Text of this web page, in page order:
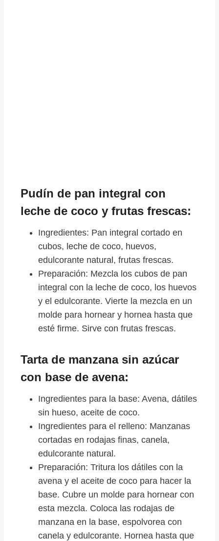
Pudín de pan integral con
leche de coco y frutas frescas:
Ingredientes: Pan integral cortado en
cubos, leche de coco, huevos,
edulcorante natural, frutas frescas.
Preparación: Mezcla los cubos de pan
integral con la leche de coco, los huevos
y el edulcorante. Vierte la mezcla en un
molde para hornear y hornea hasta que
esté firme. Sirve con frutas frescas.
Tarta de manzana sin azúcar
con base de avena:
Ingredientes para la base: Avena, dátiles
sin hueso, aceite de coco.
Ingredientes para el relleno: Manzanas
cortadas en rodajas finas, canela,
edulcorante natural.
Preparación: Tritura los dátiles con la
avena y el aceite de coco para hacer la
base. Cubre un molde para hornear con
esta mezcla. Coloca las rodajas de
manzana en la base, espolvorea con
canela y edulcorante. Hornea hasta que